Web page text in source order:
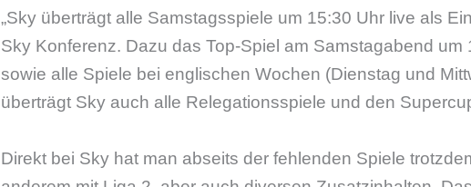
„Sky überträgt alle Samstagsspiele um 15:30 Uhr live als
Sky Konferenz. Dazu das Top-Spiel am Samstagabend um
sowie alle Spiele bei englischen Wochen (Dienstag und
überträgt Sky auch alle Relegationsspiele und den
Direkt bei Sky hat man abseits der fehlenden Spiele